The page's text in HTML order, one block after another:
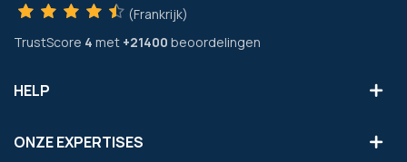
(Frankrijk)
TrustScore 4 met +21400 beoordelingen
HELP
ONZE EXPERTISES